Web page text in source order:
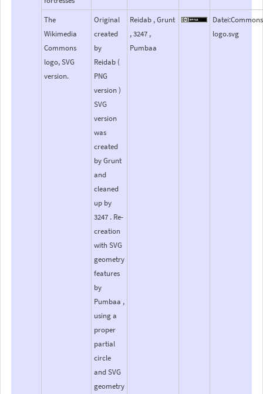
The
Wikimedia
Commons
logo, SVG
version.
Original
created
by
Reidab (
PNG
version )
SVG
version
was
created
by Grunt
and
cleaned
up by
3247 . Re-
creation
with SVG
geometry
features
by
Pumbaa ,
using a
proper
partial
circle
and SVG
geometry
Reidab , Grunt
, 3247 ,
Pumbaa
logo.svg